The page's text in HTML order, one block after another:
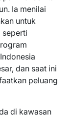
Ia menilai
untuk
seperti
dan saat ini
peluang
di kawasan